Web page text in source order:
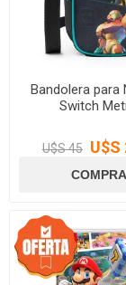
Bandolera para
Switch
U$S 45 U$S